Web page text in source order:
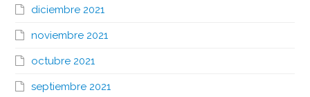
diciembre 2021
noviembre 2021
octubre 2021
septiembre 2021